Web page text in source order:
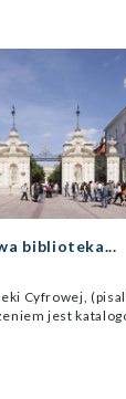
biblioteka...
Cyfrowej,
jest